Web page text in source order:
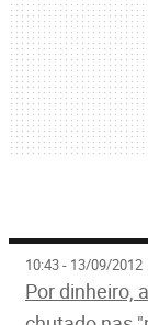
10:43 - 13/09/2012
Por dinheiro,